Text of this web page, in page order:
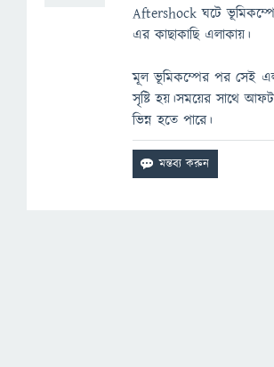
Aftershock ঘটে ভূমিকম্পের
এর কাছাকাছি এলাকায়।
মূল ভূমিকম্পের পর সেই
সৃষ্টি হয়।সময়ের সাথে
ভিন্ন হতে পারে।